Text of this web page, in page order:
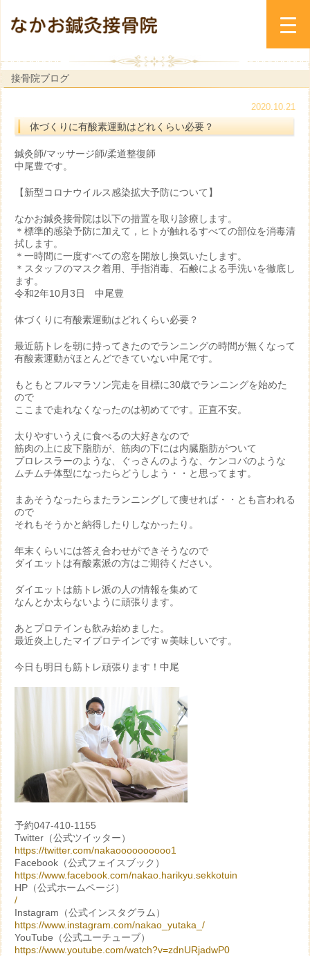
接骨院ブログ
2020.10.21
体づくりに有酸素運動はどれくらい必要？
鍼灸師/マッサージ師/柔道整復師
中尾豊です。
【新型コロナウイルス感染拡大予防について】
なかお鍼灸接骨院は以下の措置を取り診療します。
＊標準的感染予防に加えて，ヒトが触れるすべての部位を消毒清
拭します。
＊一時間に一度すべての窓を開放し換気いたします。
＊スタッフのマスク着用、手指消毒、石鹸による手洗いを徹底し
ます。
令和2年10月3日 中尾豊
体づくりに有酸素運動はどれくらい必要？
最近筋トレを朝に持ってきたのでランニングの時間が無くなって
有酸素運動がほとんどできていない中尾です。
もともとフルマラソン完走を目標に30歳でランニングを始めた
ので
ここまで走れなくなったのは初めてです。正直不安。
太りやすいうえに食べるの大好きなので
筋肉の上に皮下脂肪が、筋肉の下には内臓脂肪がついて
プロレスラーのような、ぐっさんのような、ケンコバのような
ムチムチ体型になったらどうしよう・・と思ってます。
まあそうなったらまたランニングして痩せれば・・とも言われる
ので
それもそうかと納得したりしなかったり。
年末くらいには答え合わせができそうなので
ダイエットは有酸素派の方はご期待ください。
ダイエットは筋トレ派の人の情報を集めて
なんとか太らないように頑張ります。
あとプロテインも飲み始めました。
最近炎上したマイプロテインですｗ美味しいです。
今日も明日も筋トレ頑張ります！中尾
予約047-410-1155
Twitter（公式ツイッター）
https://twitter.com/nakaoooooooooo1
Facebook（公式フェイスブック）
https://www.facebook.com/nakao.harikyu.sekkotuin
HP（公式ホームページ）
/
Instagram（公式インスタグラム）
https://www.instagram.com/nakao_yutaka_/
YouTube（公式ユーチューブ）
https://www.youtube.com/watch?v=zdnURjadwP0